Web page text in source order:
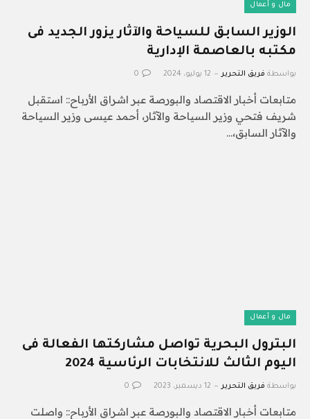
مال و أعمال
الوزير السابق للسياحة والآثار يزور الجديد فى
مكتبه بالعاصمة الإدارية
بواسطة فريق التحرير 12 يوليو، 2024 0
متابعات أخبار الاقتصاد والبورصة عبر اشراق الأرباح:: استقبل
شريف فتحي وزير السياحة والآثار، أحمد عيسى وزير السياحة
والآثار السابق،…
مال و أعمال
البترول البحرية تواصل مشاركتها الفعالة فى
اليوم الثالث للانتخابات الرئاسية 2024
بواسطة فريق التحرير 12 ديسمبر، 2023 0
متابعات أخبار الاقتصاد والبورصة عبر اشراق الأرباح:: واصلت